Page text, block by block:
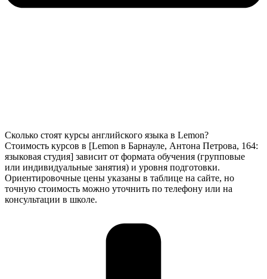
Сколько стоят курсы английского языка в Lemon?
Стоимость курсов в [Lemon в Барнауле, Антона Петрова, 164:
языковая студия] зависит от формата обучения (групповые
или индивидуальные занятия) и уровня подготовки.
Ориентировочные цены указаны в таблице на сайте, но
точную стоимость можно уточнить по телефону или на
консультации в школе.